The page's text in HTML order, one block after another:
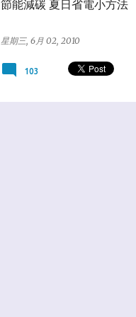
節能減碳 夏日省電小方法
星期三, 6月 02, 2010
103